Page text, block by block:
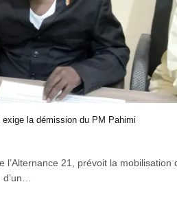
exige la démission du PM Pahimi
l’Alternance 21, prévoit la
d’un…